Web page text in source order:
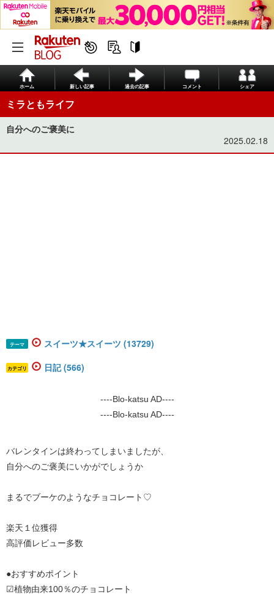
ホーム 新しい記事 過去の記事 コメント シェア
ミラともライフ
自分へのご褒美に
2025.02.18
テーマ スイーツ★スイーツ (13729)
カテゴリ 日記 (566)
----Blo-katsu AD----
----Blo-katsu AD----
バレンタインは終わってしまいましたが、
自分へのご褒美にいかがでしょうか
まるでブーケのようなチョコレート♡
楽天１位獲得
高評価レビュー多数
●おすすめポイント
☑植物由来100％のチョコレート